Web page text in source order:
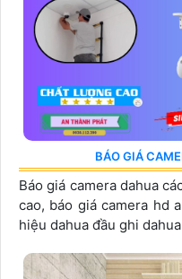
BÁO GIÁ
Báo giá camera dahua
cao, báo giá camera hd
hiệu dahua đầu ghi